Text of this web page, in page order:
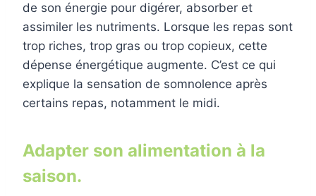
de son énergie pour digérer, absorber et
assimiler les nutriments. Lorsque les repas sont
trop riches, trop gras ou trop copieux, cette
dépense énergétique augmente. C’est ce qui
explique la sensation de somnolence après
certains repas, notamment le midi.
Adapter son alimentation à la
saison.